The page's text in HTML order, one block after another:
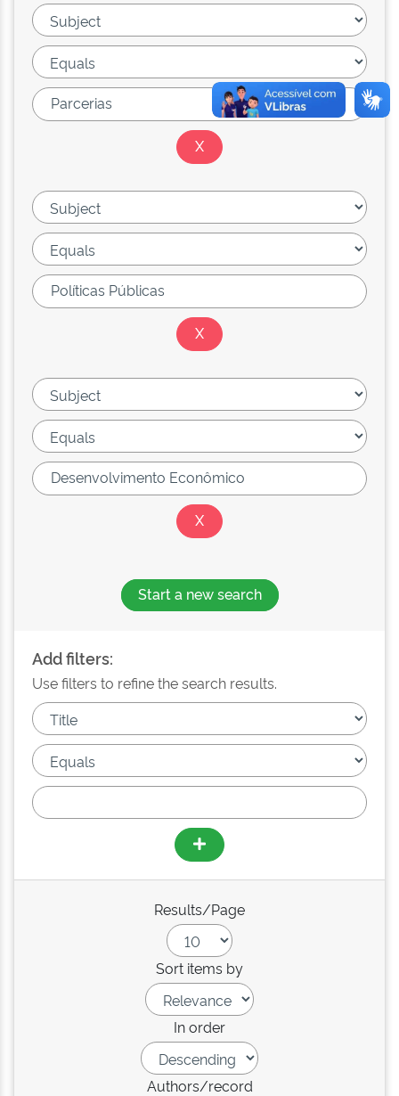
Start a new search
Add filters:
Use filters to refine the search results.
Results/Page
Sort items by
In order
Authors/record